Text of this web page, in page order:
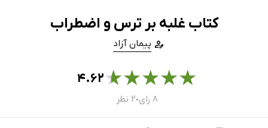
کتاب غلبه بر ترس و اضطراب
پیمان آزاد
★
★
★
★
★۴.۶۲
۸ رای ● ۲ نظر